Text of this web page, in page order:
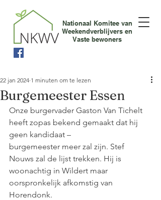
Nationaal Komitee van
Weekendverblijvers en
Vaste bewoners
Burgemeester Essen
22 jan 2024 1 minuten om te lezen
Onze burgervader Gaston Van Tichelt
heeft zopas bekend gemaakt dat hij
geen kandidaat –
burgemeester meer zal zijn. Stef
Nouws zal de lijst trekken. Hij is
woonachtig in Wildert maar
oorspronkelijk afkomstig van
Horendonk.